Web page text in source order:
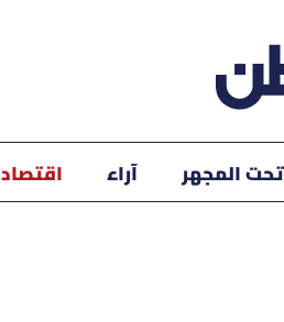
تحت المجهر آراء اقتصاد